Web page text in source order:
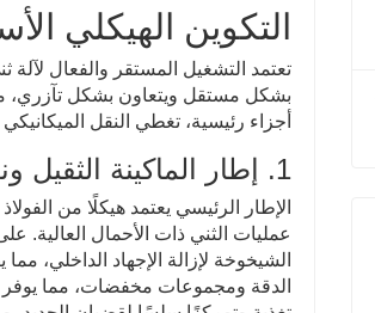
التكوين الهيكلي
تعتمد التشغيل المستقر والفعال لآلة
بشكل مستقل ويتعاون بشكل تآزري،
أجزاء رئيسية، تغطي النقل
1. إطار الماكينة الثقيل ونظام النقل
الإطار الرئيسي يعتمد هيكلًا من
عمليات الثني ذات الأحمال العالية.
الشيخوخة لإزالة الإجهاد الداخلي،
الدقة ومجموعات مخفضات، مما يوفر